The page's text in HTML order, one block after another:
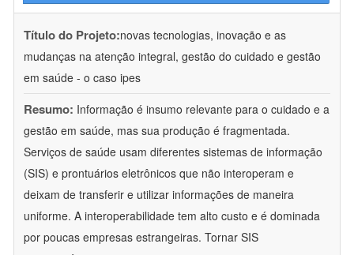
Título do Projeto:novas tecnologias, inovação e as
mudanças na atenção integral, gestão do cuidado e gestão
em saúde - o caso ipes
Resumo: Informação é insumo relevante para o cuidado e a
gestão em saúde, mas sua produção é fragmentada.
Serviços de saúde usam diferentes sistemas de informação
(SIS) e prontuários eletrônicos que não interoperam e
deixam de transferir e utilizar informações de maneira
uniforme. A interoperabilidade tem alto custo e é dominada
por poucas empresas estrangeiras. Tornar SIS